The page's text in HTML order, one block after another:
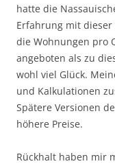
hatte die
Erfahrung mit
die Wohnungen pro
angeboten als zu
wohl viel Glück.
und Kalkulationen
Spätere Versionen
höhere Preise.
Rückhalt haben mir